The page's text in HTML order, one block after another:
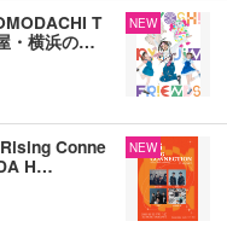
T
・横浜の…
NEW
Conne
H…
NEW